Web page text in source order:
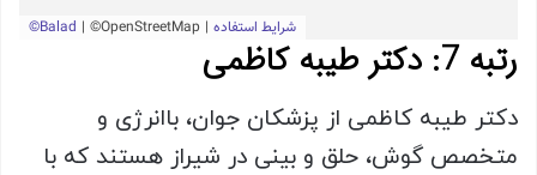
رتبه 7: دکتر طیبه کاظمی
دکتر طیبه کاظمی از پزشکان جوان، باانرژی و
متخصص گوش، حلق و بینی در شیراز هستند که با